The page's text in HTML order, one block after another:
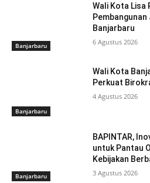
Banjarbaru
Wali Kota Lisa
Banjarbaru
6 Agustus 2026
Banjarbaru
Wali Kota
Perkuat
4 Agustus 2026
Banjarbaru
BAPINTAR,
untuk Pantau
Kebijakan
3 Agustus 2026